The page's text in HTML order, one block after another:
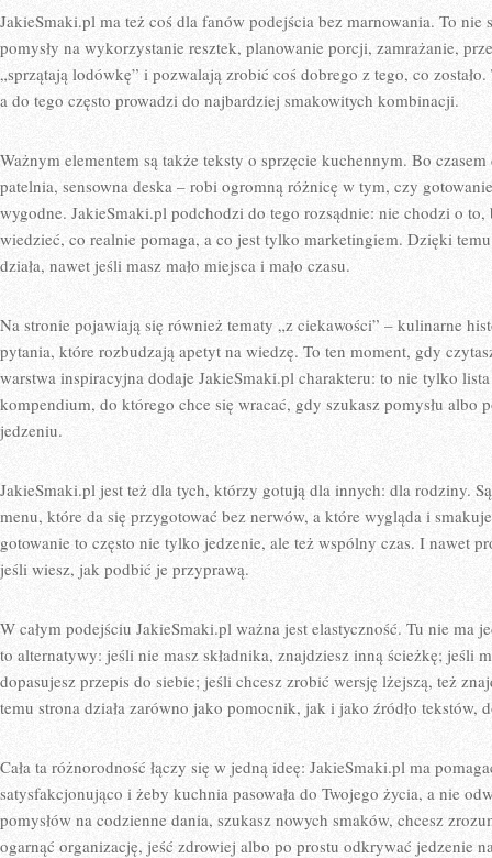
JakieSmaki.pl ma też coś dla fanów podejścia bez marnowania. To nie
pomysły na wykorzystanie resztek, planowanie porcji, zamrażanie,
„sprzątają lodówkę” i pozwalają zrobić coś dobrego z tego, co
a do tego często prowadzi do najbardziej smakowitych kombinacji.
Ważnym elementem są także teksty o sprzęcie kuchennym. Bo
patelnia, sensowna deska – robi ogromną różnicę w tym, czy
wygodne. JakieSmaki.pl podchodzi do tego rozsądnie: nie chodzi o
wiedzieć, co realnie pomaga, a co jest tylko marketingiem. Dzięki
działa, nawet jeśli masz mało miejsca i mało czasu.
Na stronie pojawiają się również tematy „z ciekawości” – kulinarne
pytania, które rozbudzają apetyt na wiedzę. To ten moment, gdy
warstwa inspiracyjna dodaje JakieSmaki.pl charakteru: to nie tylko
kompendium, do którego chce się wracać, gdy szukasz pomysłu albo
jedzeniu.
JakieSmaki.pl jest też dla tych, którzy gotują dla innych: dla rodziny.
menu, które da się przygotować bez nerwów, a które wygląda i
gotowanie to często nie tylko jedzenie, ale też wspólny czas. I nawet
jeśli wiesz, jak podbić je przyprawą.
W całym podejściu JakieSmaki.pl ważna jest elastyczność. Tu nie ma
to alternatywy: jeśli nie masz składnika, znajdziesz inną ścieżkę; jeśli
dopasujesz przepis do siebie; jeśli chcesz zrobić wersję lżejszą, też
temu strona działa zarówno jako pomocnik, jak i jako źródło tekstów,
Cała ta różnorodność łączy się w jedną ideę: JakieSmaki.pl ma
satysfakcjonująco i żeby kuchnia pasowała do Twojego życia, a nie
pomysłów na codzienne dania, szukasz nowych smaków, chcesz
ogarnąć organizację, jeść zdrowiej albo po prostu odkrywać jedzenie